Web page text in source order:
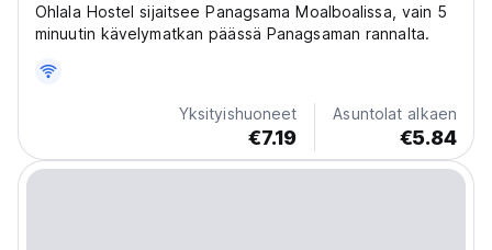
Ohlala Hostel sijaitsee Panagsama Moalboalissa, vain 5
minuutin kävelymatkan päässä Panagsaman rannalta.
Yksityishuoneet
€7.19
Asuntolat alkaen
€5.84